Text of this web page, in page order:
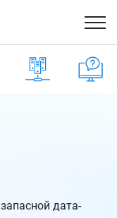
дата-